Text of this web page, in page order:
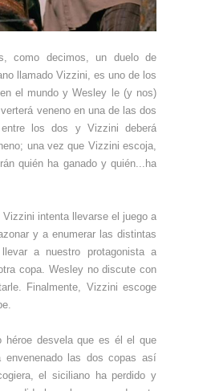
como decimos, un duelo de
llamado Vizzini, es uno de los
el mundo y Wesley le (y nos)
verterá veneno en una de las dos
los dos y Vizzini deberá
una vez que Vizzini escoja,
quién ha ganado y quién...ha
intenta llevarse el juego a
y a enumerar las distintas
a nuestro protagonista a
copa. Wesley no discute con
Finalmente, Vizzini escoge
héroe desvela que es él el que
envenenado las dos copas así
el siciliano ha perdido y